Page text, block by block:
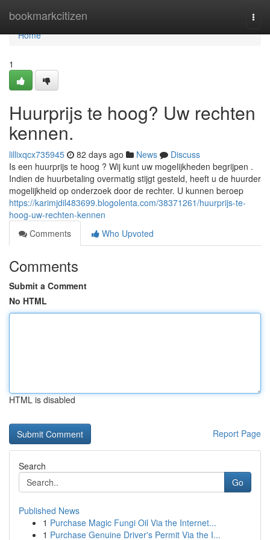
bookmarkcitizen
Home
Home
1
Huurprijs te hoog? Uw rechten
kennen.
lillixqcx735945 82 days ago News
Discuss
Is een huurprijs te hoog ? Wij kunt uw mogelijkheden begrijpen .
Indien de huurbetaling overmatig stijgt gesteld, heeft u de huurder
mogelijkheid op onderzoek door de rechter. U kunnen beroep
https://karimjdil483699.blogolenta.com/38371261/huurprijs-te-
hoog-uw-rechten-kennen
Comments
Who Upvoted
Comments
Submit a Comment
No HTML
HTML is disabled
Report Page
Search
Go
Published News
1 Purchase Magic Fungi Oil Via the Internet...
1 Purchase Genuine Driver's Permit Via the I...